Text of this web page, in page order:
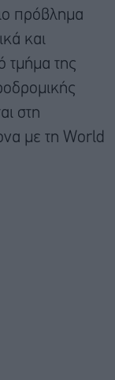
πρόβλημα
και
τμήμα της
στη
με τη World